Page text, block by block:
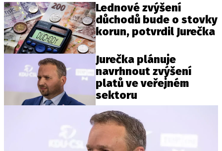
Lednové zvýšení
důchodů bude o stovky
korun, potvrdil Jurečka
Jurečka plánuje
navrhnout zvýšení
platů ve veřejném
sektoru